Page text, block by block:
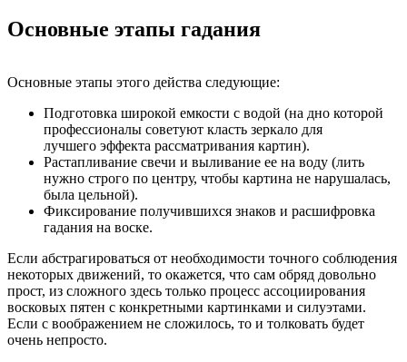
Основные этапы гадания
Основные этапы этого действа следующие:
Подготовка широкой емкости с водой (на дно которой
профессионалы советуют класть зеркало для
лучшего эффекта рассматривания картин).
Растапливание свечи и выливание ее на воду (лить
нужно строго по центру, чтобы картина не нарушалась,
была цельной).
Фиксирование получившихся знаков и расшифровка
гадания на воске.
Если абстрагироваться от необходимости точного соблюдения
некоторых движений, то окажется, что сам обряд довольно
прост, из сложного здесь только процесс ассоциирования
восковых пятен с конкретными картинками и силуэтами.
Если с воображением не сложилось, то и толковать будет
очень непросто.